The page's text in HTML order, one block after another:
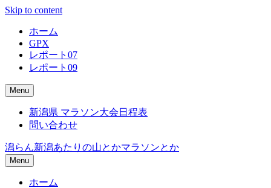
Skip to content
ホーム
GPX
レポート07
レポート09
Menu
新潟県 マラソン大会日程表
問い合わせ
潟らん新潟あたりの山とかマラソンとか
Menu
ホーム